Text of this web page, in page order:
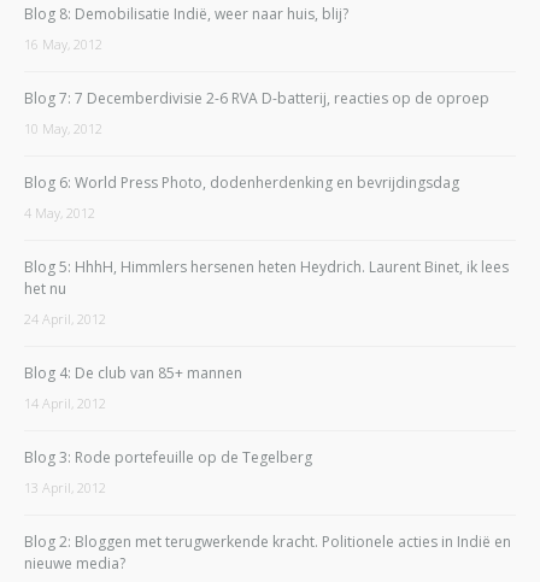
Blog 8: Demobilisatie Indië, weer naar huis, blij?
16 May, 2012
Blog 7: 7 Decemberdivisie 2-6 RVA D-batterij, reacties op de oproep
10 May, 2012
Blog 6: World Press Photo, dodenherdenking en bevrijdingsdag
4 May, 2012
Blog 5: HhhH, Himmlers hersenen heten Heydrich. Laurent Binet, ik lees
het nu
24 April, 2012
Blog 4: De club van 85+ mannen
14 April, 2012
Blog 3: Rode portefeuille op de Tegelberg
13 April, 2012
Blog 2: Bloggen met terugwerkende kracht. Politionele acties in Indië en
nieuwe media?